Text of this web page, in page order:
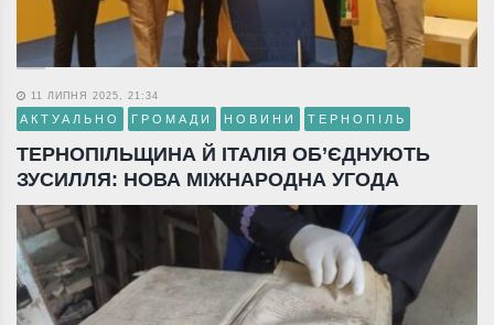
11 ЛИПНЯ 2025, 21:34
АКТУАЛЬНО ГРОМАДИ НОВИНИ ТЕРНОПІЛЬ
ТЕРНОПІЛЬЩИНА Й ІТАЛІЯ ОБ’ЄДНУЮТЬ
ЗУСИЛЛЯ: НОВА МІЖНАРОДНА УГОДА